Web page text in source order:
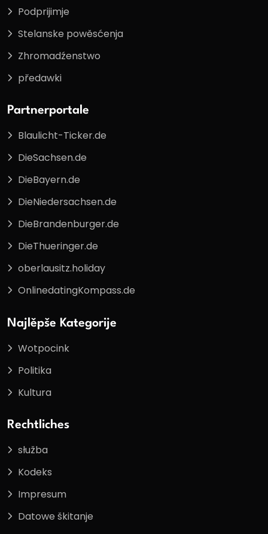
Podprijimje
Stelanske powěsćenja
Zhromadźenstwo
předawki
Partnerportale
Blaulicht-Ticker.de
DieSachsen.de
DieBayern.de
DieNiedersachsen.de
DieBrandenburger.de
DieThueringer.de
oberlausitz.holiday
OnlinedatingKompass.de
Najlěpše Kategorije
Wotpocink
Politika
Kultura
Rechtliches
słužba
Kodeks
Impresum
Datowe škitanje